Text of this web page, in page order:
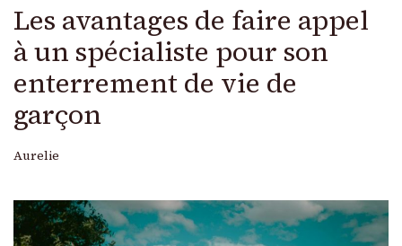
Les avantages de faire appel
à un spécialiste pour son
enterrement de vie de
garçon
Aurelie